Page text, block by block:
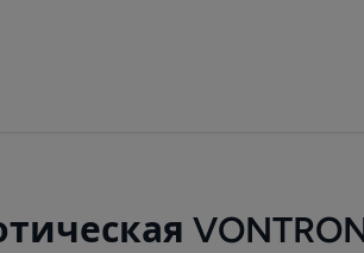
VONTRON